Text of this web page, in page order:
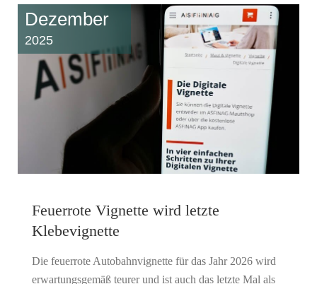
Dezember
2025
Feuerrote Vignette wird letzte
Klebevignette
Die feuerrote Autobahnvignette für das Jahr 2026 wird
erwartungsgemäß teurer und ist auch das letzte Mal als